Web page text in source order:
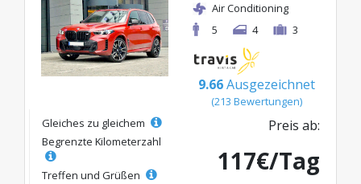
Air Conditioning
5
4 3
9.66 Ausgezeichnet
(213 Bewertungen)
Gleiches zu gleichem
Begrenzte Kilometerzahl
Treffen und Grüßen
Preis ab:
117€/Tag